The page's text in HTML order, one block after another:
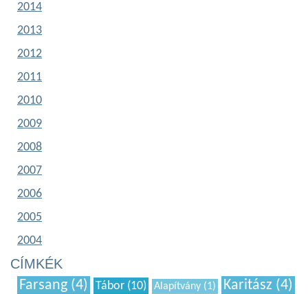
2014
2013
2012
2011
2010
2009
2008
2007
2006
2005
2004
CÍMKÉK
Farsang (4) Tábor (10) Alapítvány (1) Karitász (4)